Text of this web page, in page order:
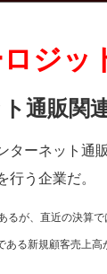
ジッ
ト通販関
ターネット通
行う企業だ。
るが、直近の決算
る新規顧客売上高